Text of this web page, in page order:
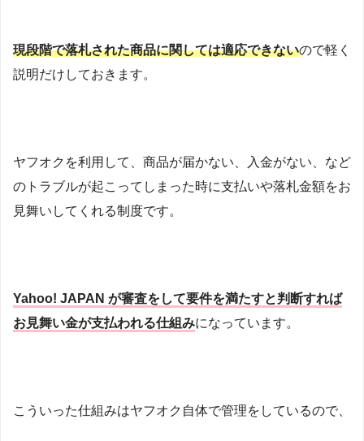
現段階で落札された商品に関しては適応できないので軽く
説明だけしておきます。
ヤフオクを利用して、商品が届かない、入金がない、など
のトラブルが起こってしまった時に支払いや落札金額をお
見舞いしてくれる制度です。
Yahoo! JAPAN が審査をして要件を満たすと判断すれば
お見舞い金が支払われる仕組みになっています。
こういった仕組みはヤフオク自体で管理をしているので、